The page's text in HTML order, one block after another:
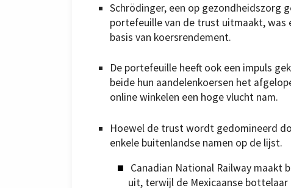
Schrödinger, een op
portefeuille van de trust uitmaakt, was
basis van koersrendement.
De portefeuille heeft ook een impuls
beide hun aandelenkoersen het
online winkelen een hoge vlucht nam.
Hoewel de trust wordt gedomineerd
enkele buitenlandse namen op de lijst.
Canadian National Railway maakt
uit, terwijl de Mexicaanse bottelaar